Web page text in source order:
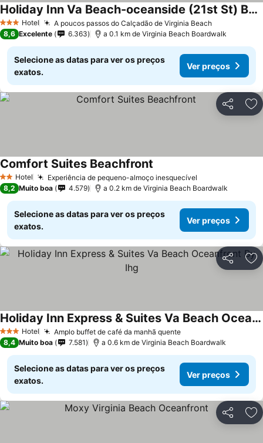
3 EstrelasHotel A poucos passos do Calçadão de Virginia Beach
Holiday Inn Va Beach-oceanside (21st St) By Ihg
8,6 Excelente 6.363 a 0.1 km de Virginia Beach Boardwalk
Selecione as datas para ver os preços
exatos.
Ver preços
Partilhar
2 Estrelas
Hotel Experiência de pequeno-almoço inesquecível
Comfort Suites Beachfront
8,2 Muito boa 4.579 a 0.2 km de Virginia Beach Boardwalk
Selecione as datas para ver os preços
exatos.
Ver preços
Partilhar
3 EstrelasHotel Amplo buffet de café da manhã quente
Holiday Inn Express & Suites Va Beach Oceanfront By Ihg
8,4 Muito boa 7.581 a 0.6 km de Virginia Beach Boardwalk
Selecione as datas para ver os preços
exatos.
Ver preços
Partilhar